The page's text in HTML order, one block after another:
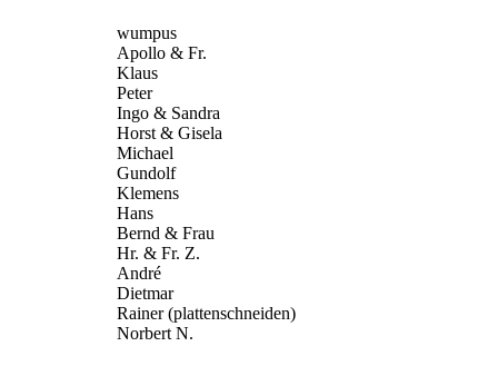
wumpus
Apollo & Fr.
Klaus
Peter
Ingo & Sandra
Horst & Gisela
Michael
Gundolf
Klemens
Hans
Bernd & Frau
Hr. & Fr. Z.
André
Dietmar
Rainer (plattenschneiden)
Norbert N.